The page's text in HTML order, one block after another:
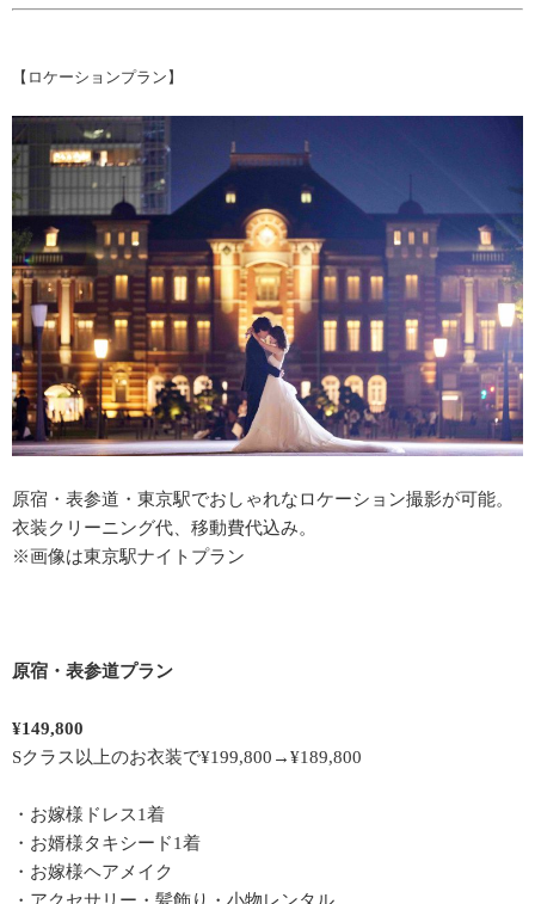
【ロケーションプラン】
原宿・表参道・東京駅でおしゃれなロケーション撮影が可能。
衣装クリーニング代、移動費代込み。
※画像は東京駅ナイトプラン
原宿・表参道プラン
¥149,800
Sクラス以上のお衣装で¥199,800→¥189,800
・お嫁様ドレス1着
・お婿様タキシード1着
・お嫁様ヘアメイク